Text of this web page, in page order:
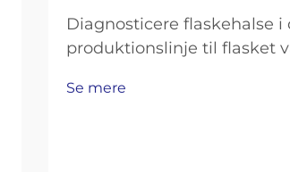
Diagnosticere flaskehalse i
produktionslinje til flasket
Se mere